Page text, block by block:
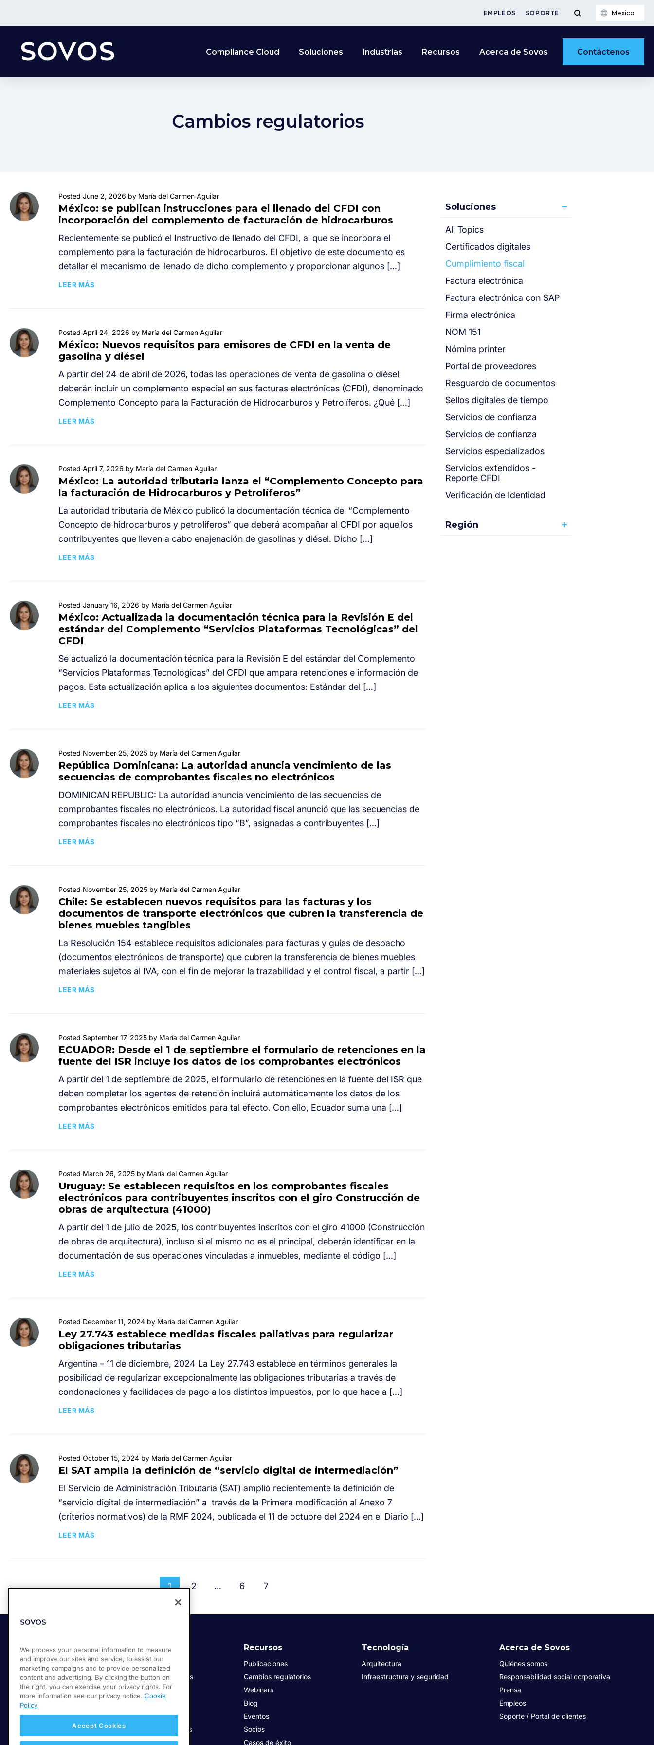
EMPLEOS SOPORTE Mexico
Compliance Cloud Soluciones Industrias Recursos Acerca de Sovos Contáctenos
Cambios regulatorios
Soluciones
All Topics
Certificados digitales
Cumplimiento fiscal
Factura electrónica
Factura electrónica con SAP
Firma electrónica
NOM 151
Nómina printer
Portal de proveedores
Resguardo de documentos
Sellos digitales de tiempo
Servicios de confianza
Servicios de confianza
Servicios especializados
Servicios extendidos -
Reporte CFDI
Verificación de Identidad
Región
Posted June 2, 2026 by María del Carmen Aguilar
México: se publican instrucciones para el llenado del CFDI con
incorporación del complemento de facturación de hidrocarburos
Recientemente se publicó el Instructivo de llenado del CFDI, al que se incorpora el
complemento para la facturación de hidrocarburos. El objetivo de este documento es
detallar el mecanismo de llenado de dicho complemento y proporcionar algunos […]
LEER MÁS
Posted April 24, 2026 by María del Carmen Aguilar
México: Nuevos requisitos para emisores de CFDI en la venta de
gasolina y diésel
A partir del 24 de abril de 2026, todas las operaciones de venta de gasolina o diésel
deberán incluir un complemento especial en sus facturas electrónicas (CFDI), denominado
Complemento Concepto para la Facturación de Hidrocarburos y Petrolíferos. ¿Qué […]
LEER MÁS
Posted April 7, 2026 by María del Carmen Aguilar
México: La autoridad tributaria lanza el “Complemento Concepto para
la facturación de Hidrocarburos y Petrolíferos”
La autoridad tributaria de México publicó la documentación técnica del “Complemento
Concepto de hidrocarburos y petrolíferos” que deberá acompañar al CFDI por aquellos
contribuyentes que lleven a cabo enajenación de gasolinas y diésel. Dicho […]
LEER MÁS
Posted January 16, 2026 by María del Carmen Aguilar
México: Actualizada la documentación técnica para la Revisión E del
estándar del Complemento “Servicios Plataformas Tecnológicas” del
CFDI
Se actualizó la documentación técnica para la Revisión E del estándar del Complemento
“Servicios Plataformas Tecnológicas” del CFDI que ampara retenciones e información de
pagos. Esta actualización aplica a los siguientes documentos: Estándar del […]
LEER MÁS
Posted November 25, 2025 by María del Carmen Aguilar
República Dominicana: La autoridad anuncia vencimiento de las
secuencias de comprobantes fiscales no electrónicos
DOMINICAN REPUBLIC: La autoridad anuncia vencimiento de las secuencias de
comprobantes fiscales no electrónicos. La autoridad fiscal anunció que las secuencias de
comprobantes fiscales no electrónicos tipo “B”, asignadas a contribuyentes […]
LEER MÁS
Posted November 25, 2025 by María del Carmen Aguilar
Chile: Se establecen nuevos requisitos para las facturas y los
documentos de transporte electrónicos que cubren la transferencia de
bienes muebles tangibles
La Resolución 154 establece requisitos adicionales para facturas y guías de despacho
(documentos electrónicos de transporte) que cubren la transferencia de bienes muebles
materiales sujetos al IVA, con el fin de mejorar la trazabilidad y el control fiscal, a partir […]
LEER MÁS
Posted September 17, 2025 by María del Carmen Aguilar
ECUADOR: Desde el 1 de septiembre el formulario de retenciones en la
fuente del ISR incluye los datos de los comprobantes electrónicos
A partir del 1 de septiembre de 2025, el formulario de retenciones en la fuente del ISR que
deben completar los agentes de retención incluirá automáticamente los datos de los
comprobantes electrónicos emitidos para tal efecto. Con ello, Ecuador suma una […]
LEER MÁS
Posted March 26, 2025 by María del Carmen Aguilar
Uruguay: Se establecen requisitos en los comprobantes fiscales
electrónicos para contribuyentes inscritos con el giro Construcción de
obras de arquitectura (41000)
A partir del 1 de julio de 2025, los contribuyentes inscritos con el giro 41000 (Construcción
de obras de arquitectura), incluso si el mismo no es el principal, deberán identificar en la
documentación de sus operaciones vinculadas a inmuebles, mediante el código […]
LEER MÁS
Posted December 11, 2024 by María del Carmen Aguilar
Ley 27.743 establece medidas fiscales paliativas para regularizar
obligaciones tributarias
Argentina – 11 de diciembre, 2024 La Ley 27.743 establece en términos generales la
posibilidad de regularizar excepcionalmente las obligaciones tributarias a través de
condonaciones y facilidades de pago a los distintos impuestos, por lo que hace a […]
LEER MÁS
Posted October 15, 2024 by María del Carmen Aguilar
El SAT amplía la definición de “servicio digital de intermediación”
El Servicio de Administración Tributaria (SAT) amplió recientemente la definición de
“servicio digital de intermediación” a través de la Primera modificación al Anexo 7
(criterios normativos) de la RMF 2024, publicada el 11 de octubre del 2024 en el Diario […]
LEER MÁS
1 2 … 6 7
Soluciones
Compliance Cloud
Productos
Servicios
Industrias
Manufactura
Servicios financieros
Servicios digitales
Salud
Telecomunicaciones
Educación
Recursos
Publicaciones
Cambios regulatorios
Webinars
Blog
Eventos
Socios
Casos de éxito
Tecnología
Arquitectura
Infraestructura y seguridad
Acerca de Sovos
Quiénes somos
Responsabilidad social corporativa
Prensa
Empleos
Soporte / Portal de clientes
We process your personal information to measure
and improve our sites and service, to assist our
marketing campaigns and to provide personalized
content and advertising. By clicking the button on
the right, you can exercise your privacy rights. For
more information see our privacy notice. Cookie
Policy
Accept Cookies